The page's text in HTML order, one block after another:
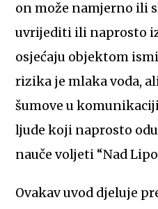
on može namjerno ili
uvrijediti ili naprosto
osjećaju objektom
rizika je mlaka voda,
šumove u
ljude koji naprosto
nauče voljeti “Nad
Ovakav uvod djeluje